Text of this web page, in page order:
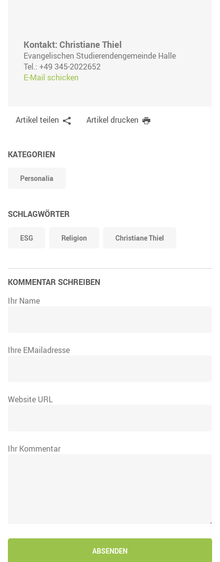
Kontakt: Christiane Thiel
Evangelischen Studierendengemeinde Halle
Tel.: +49 345-2022652
E-Mail schicken
Artikel teilen Artikel drucken
KATEGORIEN
Personalia
SCHLAGWÖRTER
ESG Religion Christiane Thiel
KOMMENTAR SCHREIBEN
Ihr Name
Ihre EMailadresse
Website URL
Ihr Kommentar
ABSENDEN